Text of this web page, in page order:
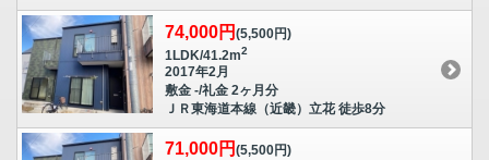
74,000円 (5,500円)
1LDK/41.2m2
2017年2月
敷金 -/礼金 2ヶ月分
ＪＲ東海道本線（近畿）立花 徒歩8分
71,000円 (5,500円)